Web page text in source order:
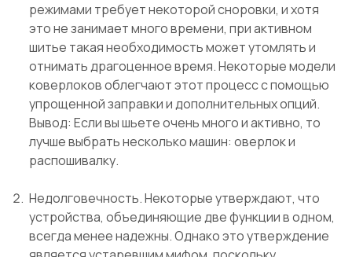
режимами требует некоторой сноровки, и хотя
это не занимает много времени, при активном
шитье такая необходимость может утомлять и
отнимать драгоценное время. Некоторые модели
коверлоков облегчают этот процесс с помощью
упрощенной заправки и дополнительных опций.
Вывод: Если вы шьете очень много и активно, то
лучше выбрать несколько машин: оверлок и
распошивалку.
Недолговечность. Некоторые утверждают, что
устройства, объединяющие две функции в одном,
всегда менее надежны. Однако это утверждение